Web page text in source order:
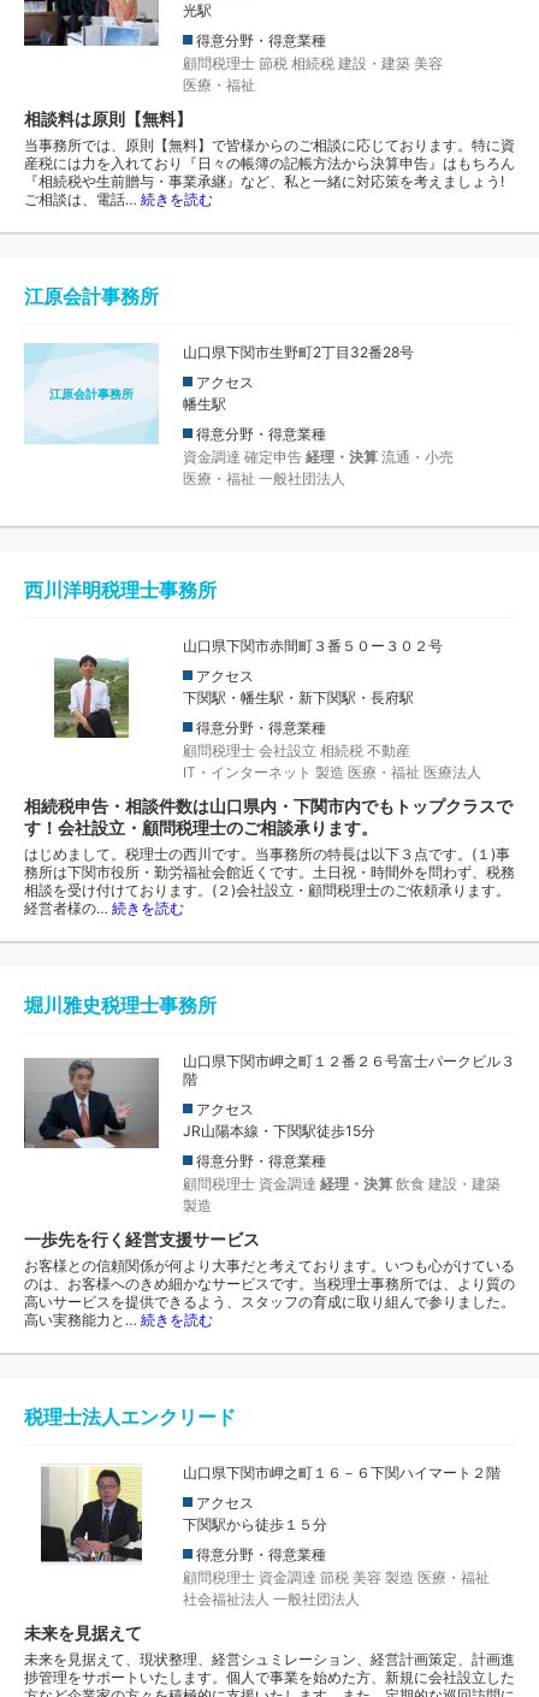
光駅
得意分野・得意業種
顧問税理士 節税 相続税 建設・建築 美容
医療・福祉
相談料は原則【無料】
当事務所では、原則【無料】で皆様からのご相談に応じております。特に資
産税には力を入れており『日々の帳簿の記帳方法から決算申告』はもちろん
『相続税や生前贈与・事業承継』など、私と一緒に対応策を考えましょう!
ご相談は、電話… 続きを読む
江原会計事務所
江原会計事務所
山口県下関市生野町2丁目32番28号
アクセス
幡生駅
得意分野・得意業種
資金調達 確定申告 経理・決算 流通・小売
医療・福祉 一般社団法人
西川洋明税理士事務所
山口県下関市赤間町３番５０ー３０２号
アクセス
下関駅・幡生駅・新下関駅・長府駅
得意分野・得意業種
顧問税理士 会社設立 相続税 不動産
IT・インターネット 製造 医療・福祉 医療法人
相続税申告・相談件数は山口県内・下関市内でもトップクラスで
す！会社設立・顧問税理士のご相談承ります。
はじめまして。税理士の西川です。当事務所の特長は以下３点です。(１)事
務所は下関市役所・勤労福祉会館近くです。土日祝・時間外を問わず、税務
相談を受け付けております。(２)会社設立・顧問税理士のご依頼承ります。
経営者様の… 続きを読む
堀川雅史税理士事務所
山口県下関市岬之町１２番２６号富士パークビル３
階
アクセス
JR山陽本線・下関駅徒歩15分
得意分野・得意業種
顧問税理士 資金調達 経理・決算 飲食 建設・建築
製造
一歩先を行く経営支援サービス
お客様との信頼関係が何より大事だと考えております。いつも心がけている
のは、お客様へのきめ細かなサービスです。当税理士事務所では、より質の
高いサービスを提供できるよう、スタッフの育成に取り組んで参りました。
高い実務能力と… 続きを読む
税理士法人エンクリード
山口県下関市岬之町１６－６下関ハイマート２階
アクセス
下関駅から徒歩１５分
得意分野・得意業種
顧問税理士 資金調達 節税 美容 製造 医療・福祉
社会福祉法人 一般社団法人
未来を見据えて
未来を見据えて、現状整理、経営シュミレーション、経営計画策定、計画進
捗管理をサポートいたします。個人で事業を始めた方、新規に会社設立した